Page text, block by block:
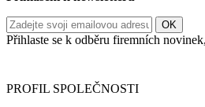
Přihlaste se k odběru firemních
PROFIL SPOLEČNOSTI